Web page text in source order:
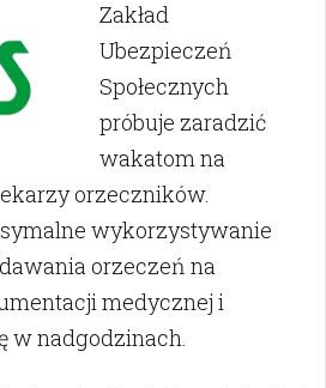
Zakład
Ubezpieczeń
Społecznych
próbuje zaradzić
wakatom na
orzeczników.
wykorzystywanie
orzeczeń na
medycznej i
w nadgodzinach.